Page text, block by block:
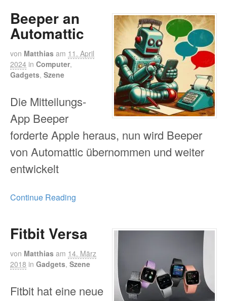
Beeper an
Automattic
von Matthias am 11. April
2024 in Computer,
Gadgets, Szene
Die Mitteilungs-
App Beeper
forderte Apple heraus, nun wird Beeper
von Automattic übernommen und weiter
entwickelt
Continue Reading
Fitbit Versa
von Matthias am 14. März
2018 in Gadgets, Szene
Fitbit hat eine neue